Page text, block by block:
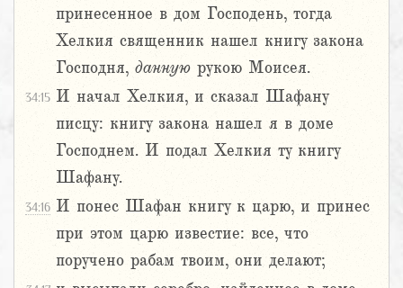
принесенное в дом Господень, тогда
Хелкия священник нашел книгу закона
Господня, данную рукою Моисея.
34:15 И начал Хелкия, и сказал Шафану
писцу: книгу закона нашел я в доме
Господнем. И подал Хелкия ту книгу
Шафану.
34:16 И понес Шафан книгу к царю, и принес
при этом царю известие: все, что
поручено рабам твоим, они делают;